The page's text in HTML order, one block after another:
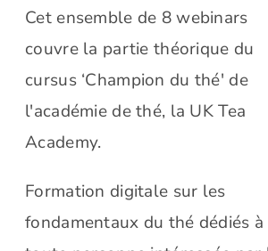
Cet ensemble de 8 webinars
couvre la partie théorique du
cursus ‘Champion du thé' de
l'académie de thé, la UK Tea
Academy.
Formation digitale sur les
fondamentaux du thé dédiés à